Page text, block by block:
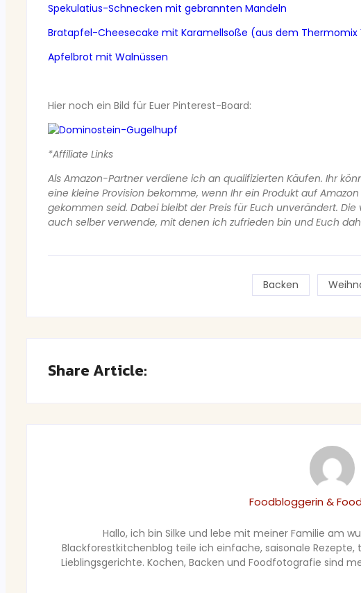
Spekulatius-Schnecken mit gebrannten Mandeln
Bratapfel-Cheesecake mit Karamellsoße (aus dem Thermomix
Apfelbrot mit Walnüssen
Hier noch ein Bild für Euer Pinterest-Board:
*Affiliate Links
Als Amazon-Partner verdiene ich an qualifizierten Käufen. Ihr
eine kleine Provision bekomme, wenn Ihr ein Produkt auf
gekommen seid. Dabei bleibt der Preis für Euch unverändert.
auch selber verwende, mit denen ich zufrieden bin und Euch
Backen
Share Article:
Foodbloggerin &
Hallo, ich bin Silke und lebe mit meiner Familie am
Blackforestkitchenblog teile ich einfache, saisonale
Lieblingsgerichte. Kochen, Backen und Foodfotografie sind